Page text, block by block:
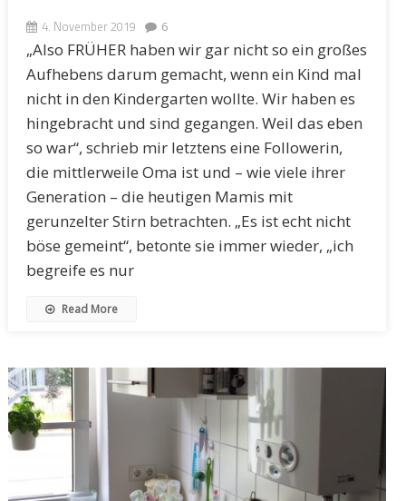
4. November 2019 6
„Also FRÜHER haben wir gar nicht so ein großes
Aufhebens darum gemacht, wenn ein Kind mal
nicht in den Kindergarten wollte. Wir haben es
hingebracht und sind gegangen. Weil das eben
so war“, schrieb mir letztens eine Followerin,
die mittlerweile Oma ist und – wie viele ihrer
Generation – die heutigen Mamis mit
gerunzelter Stirn betrachten. „Es ist echt nicht
böse gemeint“, betonte sie immer wieder, „ich
begreife es nur
Read More